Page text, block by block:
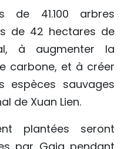
de 41.100 arbres
de 42 hectares de
à augmenter la
carbone, et à créer
sauvages
de Xuan Lien.
plantées seront